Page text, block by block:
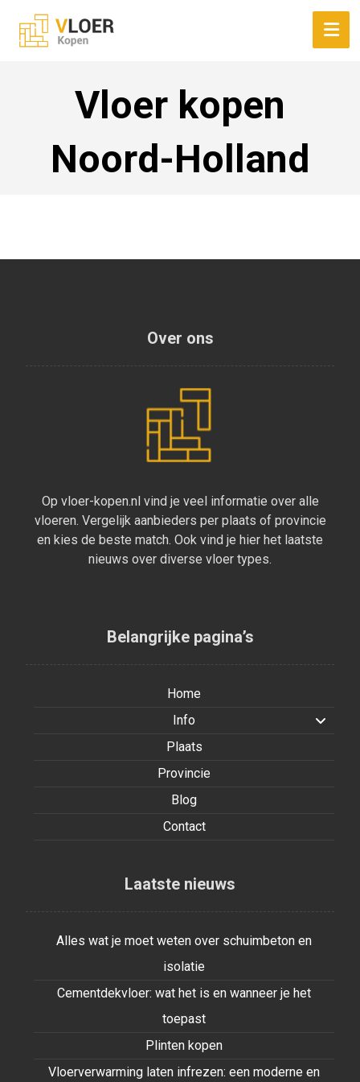
Vloer kopen
Noord-Holland
Over ons
Op vloer-kopen.nl vind je veel informatie over alle
vloeren. Vergelijk aanbieders per plaats of provincie
en kies de beste match. Ook vind je hier het laatste
nieuws over diverse vloer types.
Belangrijke pagina’s
Home
Info
Plaats
Provincie
Blog
Contact
Laatste nieuws
Alles wat je moet weten over schuimbeton en
isolatie
Cementdekvloer: wat het is en wanneer je het
toepast
Plinten kopen
Vloerverwarming laten infrezen: een moderne en